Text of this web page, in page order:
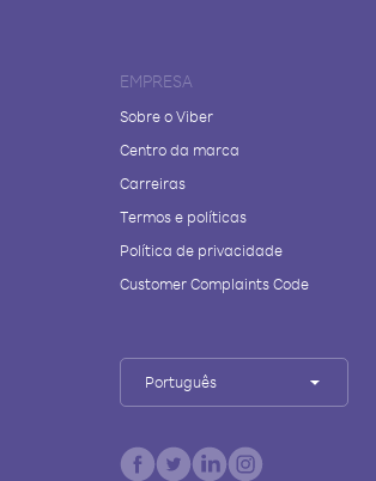
EMPRESA
Sobre o Viber
Centro da marca
Carreiras
Termos e políticas
Política de privacidade
Customer Complaints Code
Português